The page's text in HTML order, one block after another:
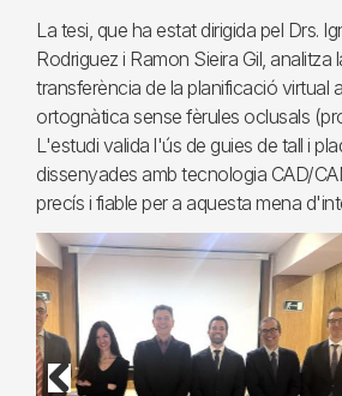
La tesi, que ha estat dirigida pel Drs.
Rodriguez i Ramon Sieira Gil, analitza
transferència de la planificació virtual
ortognàtica sense fèrules oclusals
L'estudi valida l'ús de guies de tall i
dissenyades amb tecnologia CAD/
precís i fiable per a aquesta mena